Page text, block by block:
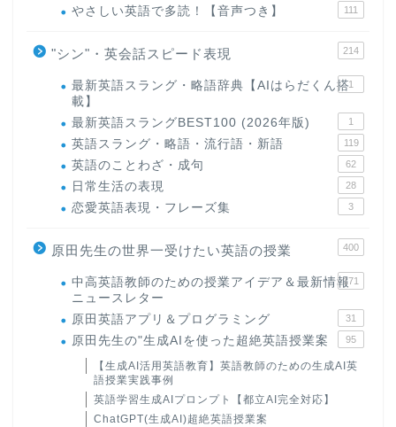
やさしい英語で多読！【音声つき】 111
"シン"・英会話スピード表現 214
最新英語スラング・略語辞典【AIはらだくん搭
載】
1
最新英語スラングBEST100 (2026年版) 1
英語スラング・略語・流行語・新語 119
英語のことわざ・成句 62
日常生活の表現 28
恋愛英語表現・フレーズ集 3
原田先生の世界一受けたい英語の授業 400
中高英語教師のための授業アイデア＆最新情報
ニュースレター
171
原田英語アプリ＆プログラミング 31
原田先生の"生成AIを使った超絶英語授業案 95
【生成AI活用英語教育】英語教師のための生成AI英
語授業実践事例
英語学習生成AIプロンプト【都立AI完全対応】
ChatGPT(生成AI)超絶英語授業案